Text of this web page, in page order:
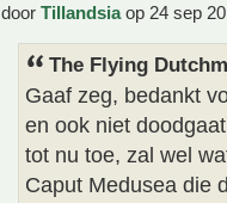
door Tillandsiaop 24 sep
The Flying
Gaaf zeg, bedankt
en ook niet doodgaat
tot nu toe, zal wel
Caput Medusea die